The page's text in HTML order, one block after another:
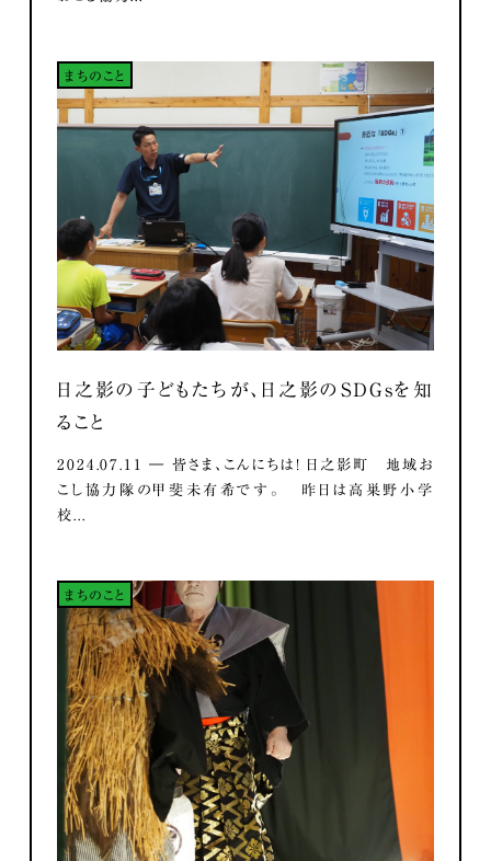
まちのこと
日之影の子どもたちが、日之影のSDGsを知
ること
2024.07.11 ― 皆さま、こんにちは！ 日之影町 地域お
こし協力隊の甲斐未有希です。 昨日は高巣野小学
校...
まちのこと